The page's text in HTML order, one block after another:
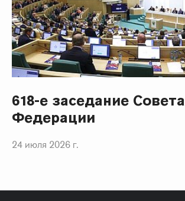
618-е заседание Совета
Федерации
24 июля 2026 г.